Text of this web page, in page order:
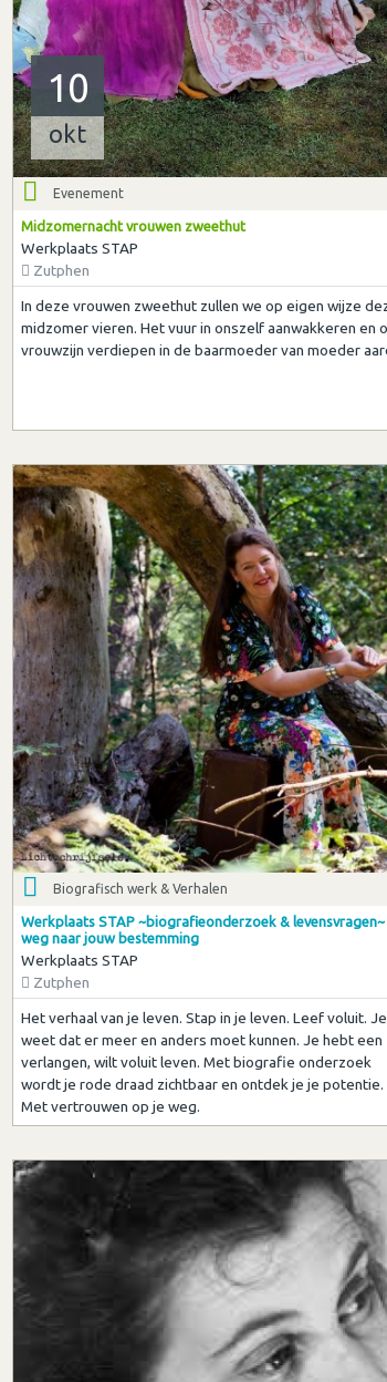
10
okt
Evenement
Midzomernacht vrouwen zweethut
Werkplaats STAP
Zutphen
In deze vrouwen zweethut zullen we op eigen wijze
midzomer vieren. Het vuur in onszelf aanwakkeren en
vrouwzijn verdiepen in de baarmoeder van moeder
Biografisch werk & Verhalen
Werkplaats STAP ~biografieonderzoek & levensvragen~
weg naar jouw bestemming
Werkplaats STAP
Zutphen
Het verhaal van je leven. Stap in je leven. Leef voluit. Je
weet dat er meer en anders moet kunnen. Je hebt een
verlangen, wilt voluit leven. Met biografie onderzoek
wordt je rode draad zichtbaar en ontdek je je potentie.
Met vertrouwen op je weg.